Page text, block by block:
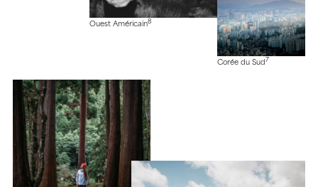
Ouest Américain8
Corée du Sud 7